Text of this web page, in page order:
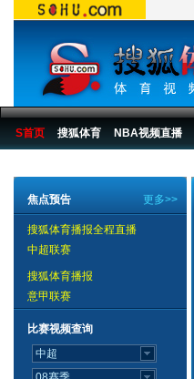
S首页 搜狐体育 NBA视频直播
更多>>
焦点预告
搜狐体育播报全程直播
中超联赛
搜狐体育播报
意甲联赛
比赛视频查询